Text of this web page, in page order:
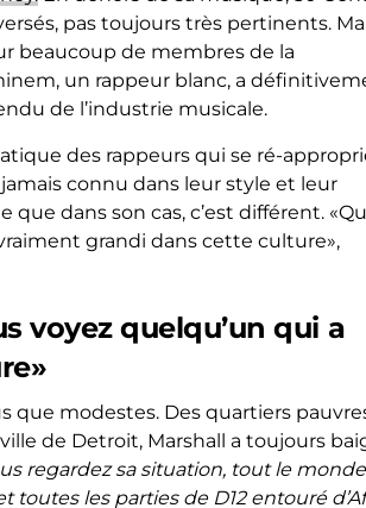
pas toujours très pertinents.
beaucoup de membres de la
un rappeur blanc, a
de l’industrie musicale.
des rappeurs qui se ré-
connu dans leur style et leur
dans son cas, c’est différent.
grandi dans cette culture»,
voyez quelqu’un qui a
que modestes. Des quartiers
de Detroit, Marshall a toujours
regardez sa situation, tout le monde
les parties de D12 entouré